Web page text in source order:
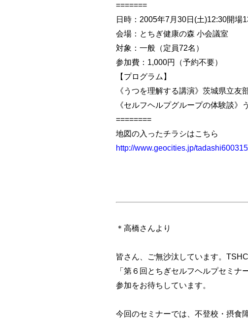
=======
日時：2005年7月30日(土)12:30開場
会場：とちぎ健康の森 小会議室
対象：一般（定員72名）
参加費：1,000円（予約不要）
【プログラム】
《うつを理解する講演》茨城県立
《セルフヘルプグループの体験談
========
地図の入ったチラシはこちら
http://www.geocities.jp/
＊高橋さんより
皆さん、ご無沙汰しています。TSHC
「第６回とちぎセルフヘルプセミ
参加をお待ちしています。
今回のセミナーでは、不登校・摂食